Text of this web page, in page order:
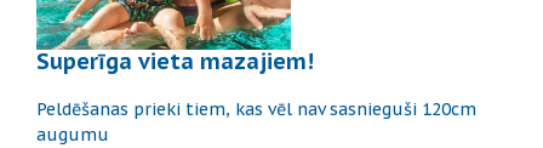
Superīga vieta mazajiem!
Peldēšanas prieki tiem, kas vēl nav sasnieguši 120cm
augumu